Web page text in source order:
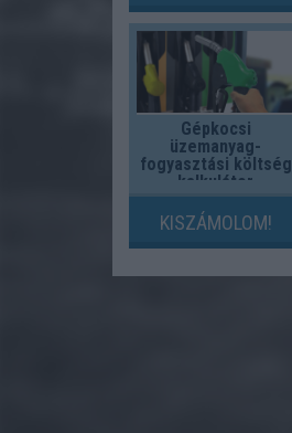
Gépkocsi
üzemanyag-
fogyasztási költség
kalkulátor
KISZÁMOLOM!